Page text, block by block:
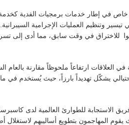
وتنظيم العمليات الإجرامية
للاختراق في وقت سابق، مما أدى إلى
يشكّل تهديداً بارزاً، حيث يُستخدم
الاستجابة للطوارئ العالمية لدى
المهاجمون بتطويع أساليبهم